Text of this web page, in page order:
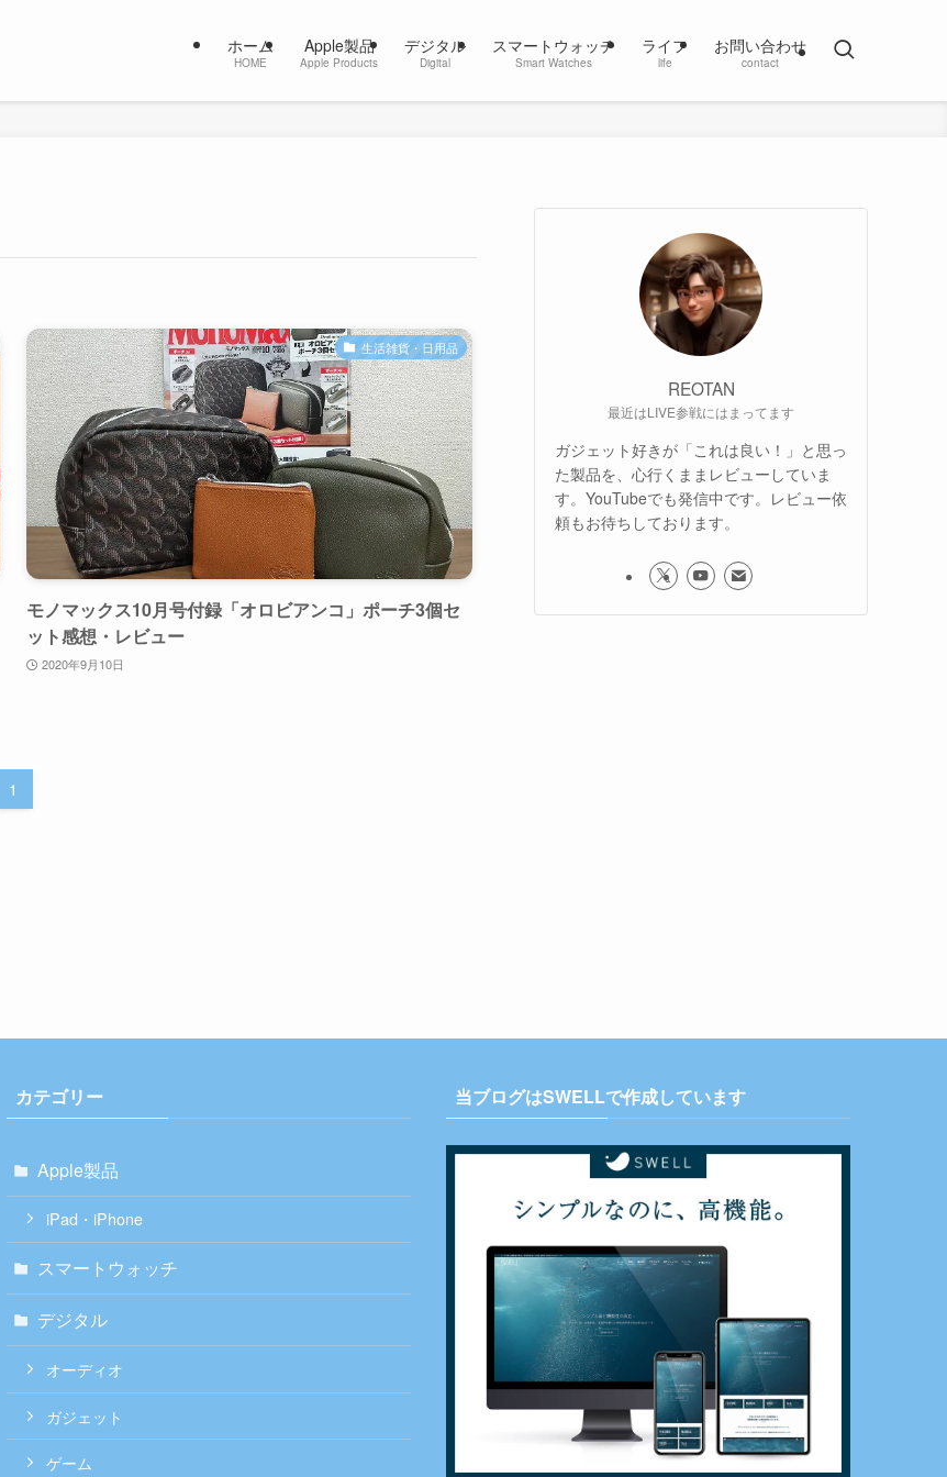
ホーム
HOME
Apple製品
Apple Products
デジタル
Digital
スマートウォッチ
Smart Watches
ライフ
life
お問い合わせ
contact
生活雑貨・日用品
モノマックス10月号付録「オロビアンコ」ポーチ3個セ
ット感想・レビュー
2020年9月10日
1
REOTAN
最近はLIVE参戦にはまってます
ガジェット好きが「これは良い！」と思っ
た製品を、心行くままレビューしていま
す。YouTubeでも発信中です。レビュー依
頼もお待ちしております。
カテゴリー
Apple製品
iPad・iPhone
スマートウォッチ
デジタル
オーディオ
ガジェット
ゲーム
当ブログはSWELLで作成しています